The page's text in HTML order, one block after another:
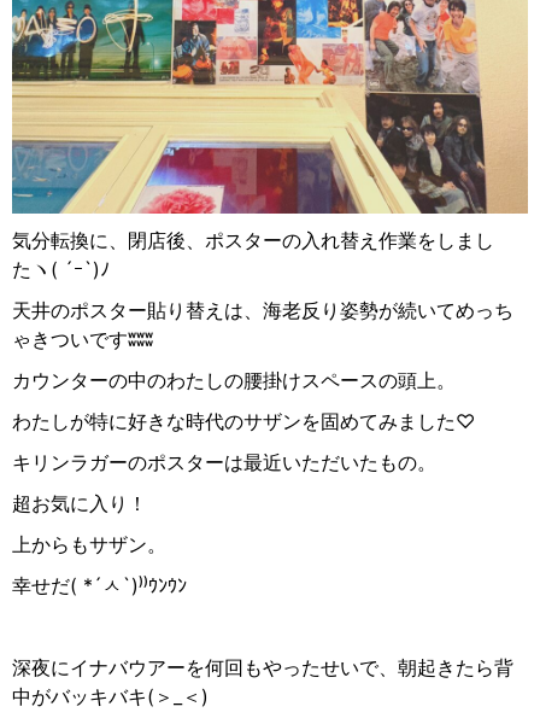
気分転換に、閉店後、ポスターの入れ替え作業をしまし
た ヽ ( ´ｰ`)ﾉ
天井のポスター貼り替えは、海老反り姿勢が続いてめっち
ゃきついですʬʬʬ
カウンターの中のわたしの腰掛けスペースの頭上。
わたしが特に好きな時代のサザンを固めてみました♡
キリンラガーのポスターは最近いただいたもの。
超お気に入り！
上からもサザン。
幸せだ( *´ ㅅ `)⁾⁾ｳﾝｳﾝ
深夜にイナバウアーを何回もやったせいで、朝起きたら背
中がバッキバキ( ＞ ＜ )